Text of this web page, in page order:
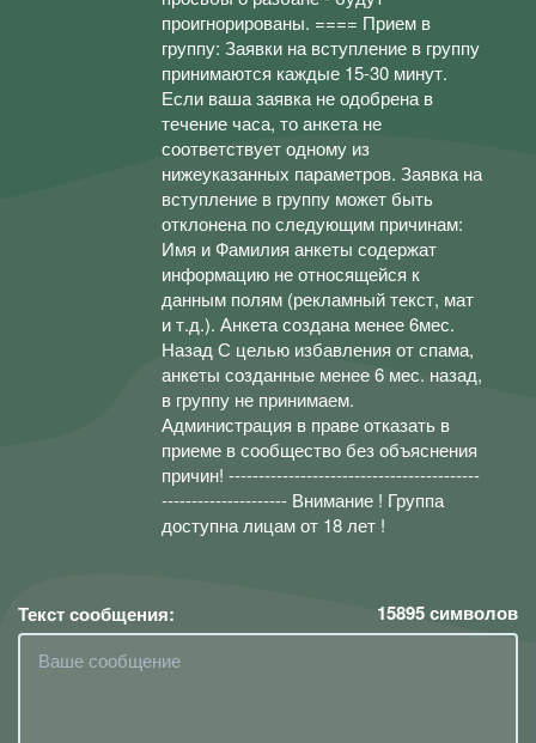
проигнорированы. ==== Прием в
группу: Заявки на вступление в группу
принимаются каждые 15-30 минут.
Если ваша заявка не одобрена в
течение часа, то анкета не
соответствует одному из
нижеуказанных параметров. Заявка на
вступление в группу может быть
отклонена по следующим причинам:
Имя и Фамилия анкеты содержат
информацию не относящейся к
данным полям (рекламный текст, мат
и т.д.). Анкета создана менее 6мес.
Назад С целью избавления от спама,
анкеты созданные менее 6 мес. назад,
в группу не принимаем.
Администрация в праве отказать в
приеме в сообщество без объяснения
причин! ------------------------------------------
--------------------- Внимание ! Группа
доступна лицам от 18 лет !
Текст сообщения: 15895символов